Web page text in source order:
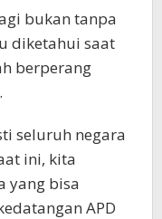
bukan tanpa
diketahui saat
berperang
seluruh negara
ini, kita
yang bisa
APD